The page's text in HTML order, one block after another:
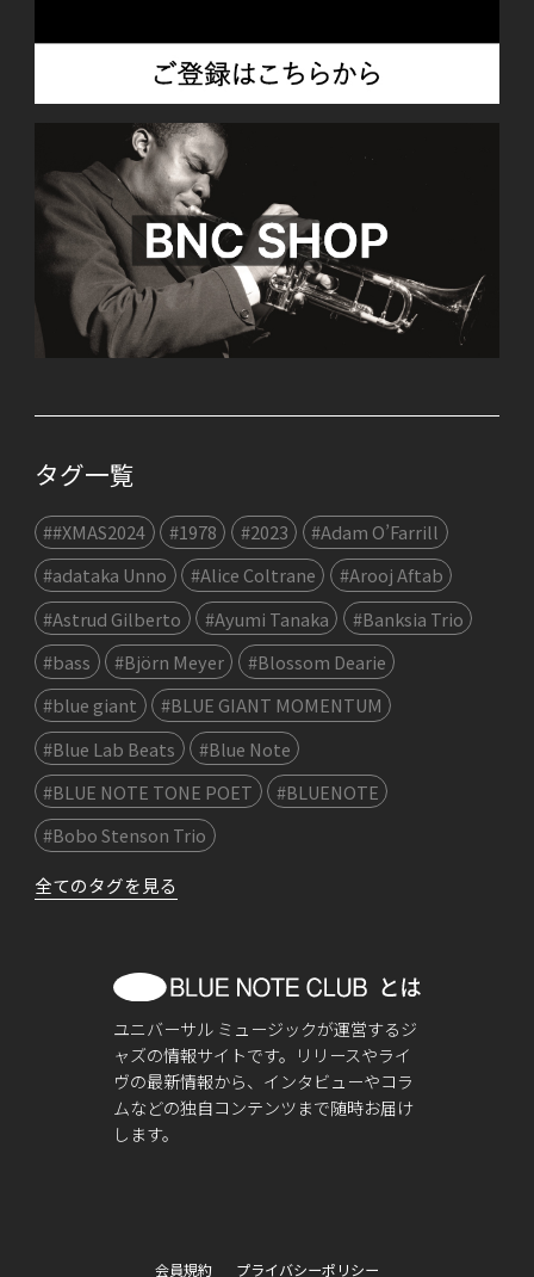
タグ一覧
##XMAS2024 #1978 #2023
#Adam O’Farrill
#adataka Unno
#Alice Coltrane
#Arooj Aftab
#Astrud Gilberto
#Ayumi Tanaka
#Banksia Trio
#bass
#Björn Meyer
#Blossom Dearie
#blue giant
#BLUE GIANT MOMENTUM
#Blue Lab Beats
#Blue Note
#BLUE NOTE TONE POET
#BLUENOTE
#Bobo Stenson Trio
全てのタグを見る
ユニバーサル ミュージックが運営するジ
ャズの情報サイトです。リリースやライ
ヴの最新情報から、インタビューやコラ
ムなどの独自コンテンツまで随時お届け
します。
会員規約 プライバシーポリシー